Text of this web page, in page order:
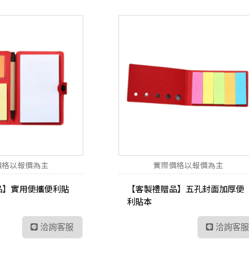
以報價為主
】實用便攜便利貼
洽詢客服
實際價格以報價為主
【客製禮贈品】五孔封面加厚便
利貼本
洽詢客服